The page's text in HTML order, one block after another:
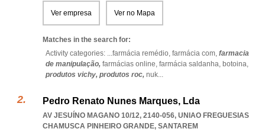
Ver empresa Ver no Mapa
Matches in the search for:
Activity categories: ...farmácia remédio, farmácia com, farmacia
de manipulação, farmácias online, farmácia saldanha, botoina,
produtos vichy, produtos roc, nuk...
Pedro Renato Nunes Marques, Lda
AV JESUÍNO MAGANO 10/12, 2140-056, UNIAO FREGUESIAS
CHAMUSCA PINHEIRO GRANDE, SANTAREM